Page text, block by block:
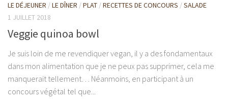
LE DÉJEUNER /LE DÎNER /PLAT /RECETTES DE CONCOURS /SALADE
1 JUILLET 2018
Veggie quinoa bowl
Je suis loin de me revendiquer vegan, il y a des fondamentaux
dans mon alimentation que je ne peux pas supprimer, cela me
manquerait tellement… Néanmoins, en participant à un
concours végétal tel que...